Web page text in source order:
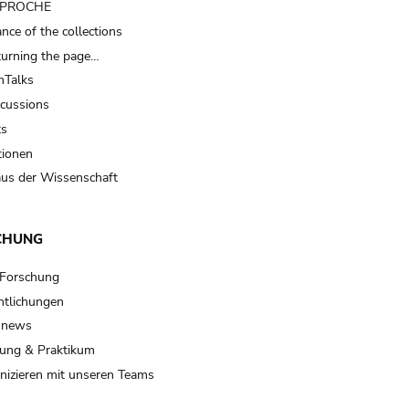
of the collections
the page…
der Wissenschaft
& Praktikum
mit unseren Teams